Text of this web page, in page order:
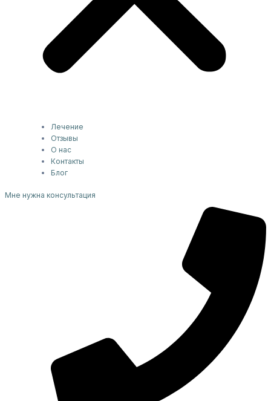
Лечение
Отзывы
О нас
Контакты
Блог
Мне нужна консультация